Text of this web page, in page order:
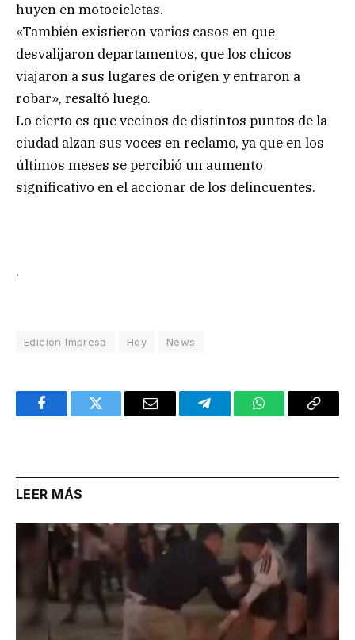
huyen en motocicletas.
«También existieron varios casos en que
desvalijaron departamentos, que los chicos
viajaron a sus lugares de origen y entraron a
robar», resaltó luego.
Lo cierto es que vecinos de distintos puntos de la
ciudad alzan sus voces en reclamo, ya que en los
últimos meses se percibió un aumento
significativo en el accionar de los delincuentes.
.
Edición Impresa Hoy News
FacebookTwitter Email TelegramWhatsAppCopy
LEER MÁS